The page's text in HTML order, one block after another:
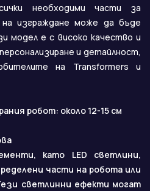
необходими части за
изграждане може да бъде
модел е с високо качество и
и детайлност,
на Transformers и
робот: около 12-15 см
като LED светлини,
части на робота или
светлинни ефекти могат